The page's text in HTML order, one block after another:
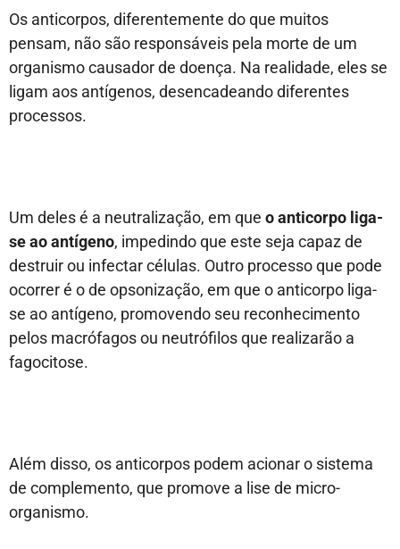
Os anticorpos, diferentemente do que muitos
pensam, não são responsáveis pela morte de um
organismo causador de doença. Na realidade, eles se
ligam aos antígenos, desencadeando diferentes
processos.
Um deles é a neutralização, em que o anticorpo liga-
se ao antígeno, impedindo que este seja capaz de
destruir ou infectar células. Outro processo que pode
ocorrer é o de opsonização, em que o anticorpo liga-
se ao antígeno, promovendo seu reconhecimento
pelos macrófagos ou neutrófilos que realizarão a
fagocitose.
Além disso, os anticorpos podem acionar o sistema
de complemento, que promove a lise de micro-
organismo.